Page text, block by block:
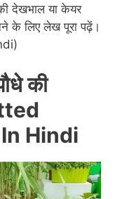
देखभाल या केयर
के लिए लेख पूरा पढ़ें।
की
Hindi